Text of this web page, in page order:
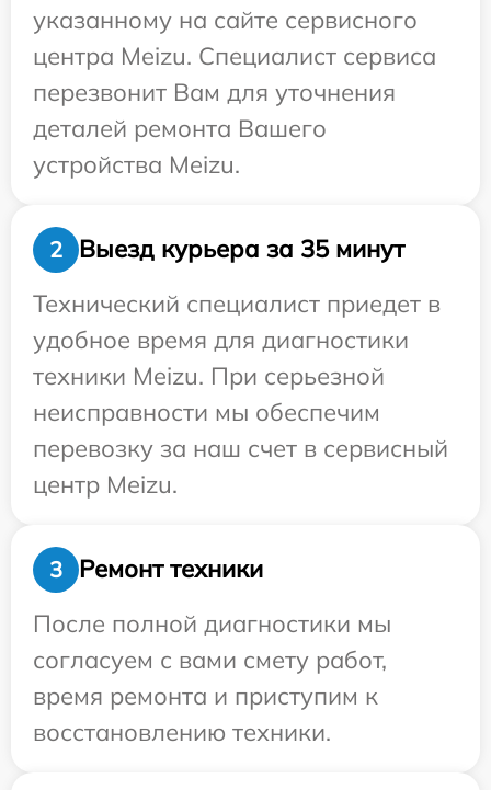
указанному на сайте сервисного
центра Meizu. Специалист сервиса
перезвонит Вам для уточнения
деталей ремонта Вашего
устройства Meizu.
2
Выезд курьера за 35 минут
Технический специалист приедет в
удобное время для диагностики
техники Meizu. При серьезной
неисправности мы обеспечим
перевозку за наш счет в сервисный
центр Meizu.
3
Ремонт техники
После полной диагностики мы
согласуем с вами смету работ,
время ремонта и приступим к
восстановлению техники.